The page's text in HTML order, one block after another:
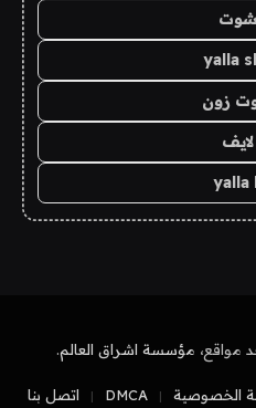
شوت
yalla
زون
لايف
yalla
مؤسسة اشراق العالم.
الخصوصية DMCA اتصل بنا